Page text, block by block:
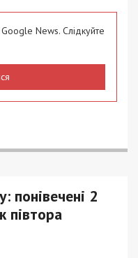
News. Слідкуйте
понівечені 2
півтора